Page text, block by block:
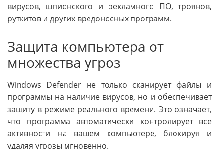
вирусов, шпионского и рекламного ПО, троянов,
руткитов и других вредоносных программ.
Защита компьютера от
множества угроз
Windows Defender не только сканирует файлы и
программы на наличие вирусов, но и обеспечивает
защиту в режиме реального времени. Это означает,
что программа автоматически контролирует все
активности на вашем компьютере, блокируя и
удаляя угрозы мгновенно.